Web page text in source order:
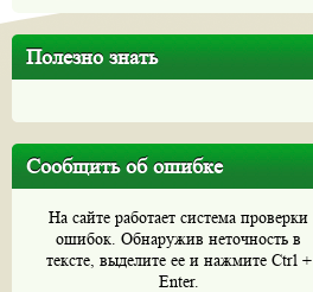
Полезно знать
Сообщить об ошибке
На сайте работает система проверки
ошибок. Обнаружив неточность в
тексте, выделите ее и нажмите Ctrl +
Enter.